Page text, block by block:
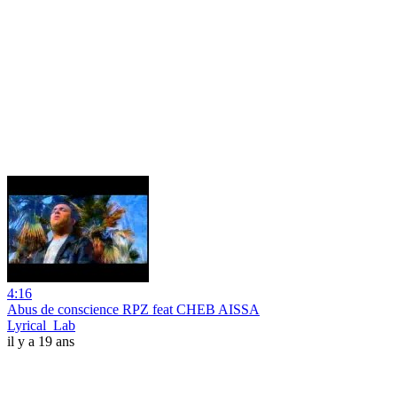
4:16
Abus de conscience RPZ feat CHEB AISSA
Lyrical_Lab
il y a 19 ans